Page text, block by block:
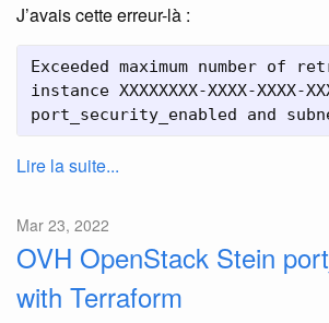
J’avais cette erreur-là :
Exceeded maximum number of
instance XXXXXXXX-XXXX-
port_security_enabled and
Lire la suite...
Mar 23, 2022
OVH OpenStack Stein
with Terraform